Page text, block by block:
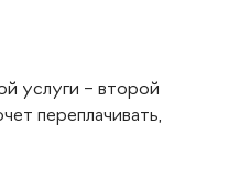
услуги – второй
переплачивать,